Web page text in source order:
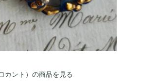
カント）の商品を見る